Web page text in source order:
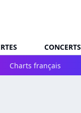
Charts français